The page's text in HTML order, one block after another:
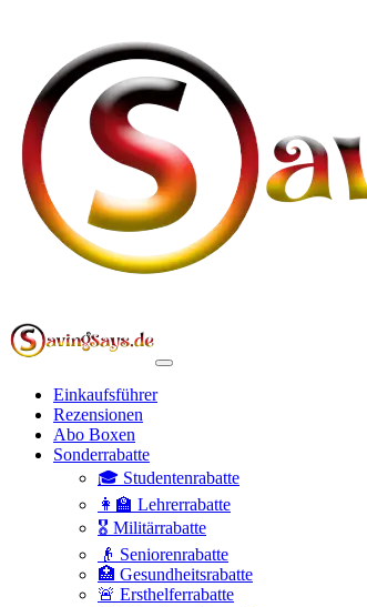
Einkaufsführer
Rezensionen
Abo Boxen
Sonderrabatte
🎓 Studentenrabatte
👩‍🏫 Lehrerrabatte
🎖️ Militärrabatte
👴 Seniorenrabatte
🏥 Gesundheitsrabatte
🚨 Ersthelferrabatte